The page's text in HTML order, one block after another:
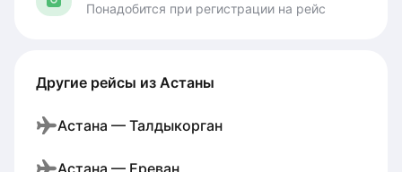
Понадобится при регистрации на рейс
Другие рейсы из Астаны
Астана — Талдыкорган
Астана — Ереван